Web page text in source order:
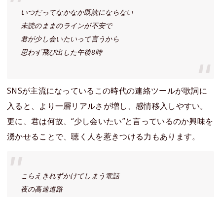
いつだってなかなか既読にならない
未読のままのラインが不安で
君が少し会いたいって言うから
思わず飛び出した午後8時
SNSが主流になっているこの時代の連絡ツールが歌詞に
入ると、より一層リアルさが増し、感情移入しやすい。
更に、君は何故、“少し会いたい”と言っているのか興味を
湧かせることで、聴く人を惹きつける力もあります。
こらえきれずかけてしまう電話
夜の高速道路